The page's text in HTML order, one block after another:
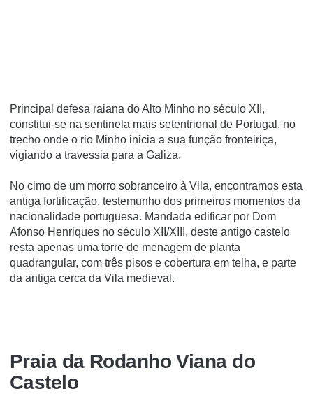
Principal defesa raiana do Alto Minho no século XII,
constitui-se na sentinela mais setentrional de Portugal, no
trecho onde o rio Minho inicia a sua função fronteiriça,
vigiando a travessia para a Galiza.
No cimo de um morro sobranceiro à Vila, encontramos esta
antiga fortificação, testemunho dos primeiros momentos da
nacionalidade portuguesa. Mandada edificar por Dom
Afonso Henriques no século XII/XIII, deste antigo castelo
resta apenas uma torre de menagem de planta
quadrangular, com três pisos e cobertura em telha, e parte
da antiga cerca da Vila medieval.
Praia da Rodanho Viana do
Castelo